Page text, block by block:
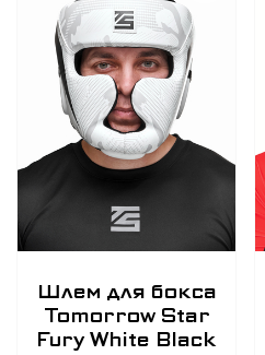
Шлем для бокса
Tomorrow Star
Fury White Black